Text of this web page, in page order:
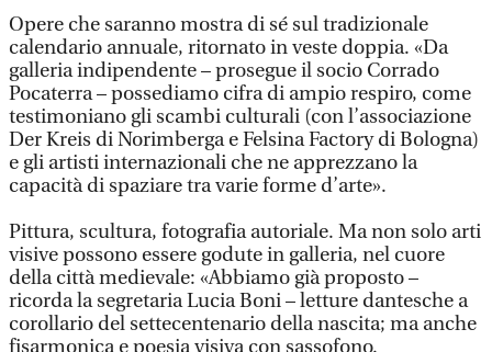
Opere che saranno mostra di sé sul tradizionale
calendario annuale, ritornato in veste doppia. «Da
galleria indipendente – prosegue il socio Corrado
Pocaterra – possediamo cifra di ampio respiro, come
testimoniano gli scambi culturali (con l’associazione
Der Kreis di Norimberga e Felsina Factory di Bologna)
e gli artisti internazionali che ne apprezzano la
capacità di spaziare tra varie forme d’arte».
Pittura, scultura, fotografia autoriale. Ma non solo arti
visive possono essere godute in galleria, nel cuore
della città medievale: «Abbiamo già proposto –
ricorda la segretaria Lucia Boni – letture dantesche a
corollario del settecentenario della nascita; ma anche
fisarmonica e poesia visiva con sassofono.